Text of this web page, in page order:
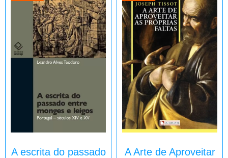
A escrita do passado
A Arte de Aproveitar